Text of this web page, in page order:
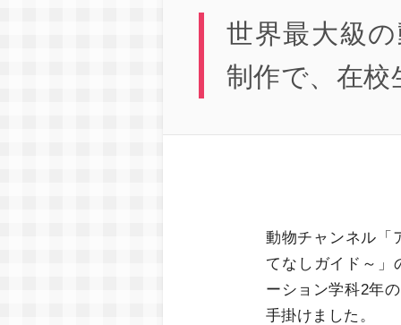
世界最大級
制作で、在校
動物チャンネル「
てなしガイド～」
ーション学科2年
手掛けました。